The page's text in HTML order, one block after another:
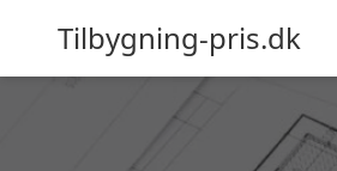
Tilbygning-pris.dk